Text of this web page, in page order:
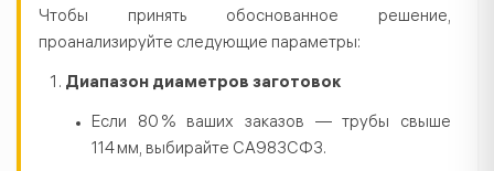
Чтобы принять обоснованное решение,
проанализируйте следующие параметры:
Диапазон диаметров заготовок
Если 80 % ваших заказов — трубы свыше
114 мм, выбирайте СА983СФ3.